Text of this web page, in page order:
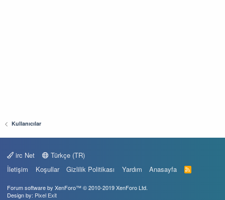
Kullanıcılar
irc Net
Türkçe (TR)
İletişim
Koşullar Gizlilik Politikası Yardım Anasayfa
R
S
Forum software by XenForo™© 2010-2019 XenForo Ltd.
Design by: Pixel Exit